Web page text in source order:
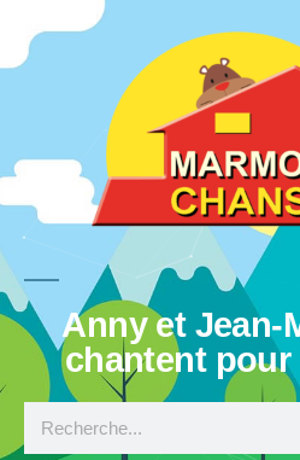
Anny et Jean-
chantent